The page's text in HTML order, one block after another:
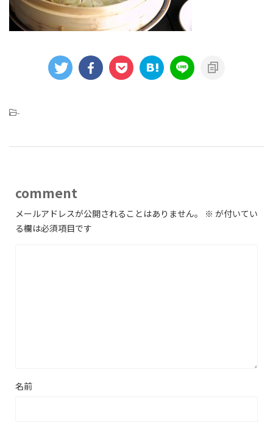
-
comment
メールアドレスが公開されることはありません。 ※ が付いてい
る欄は必須項目です
名前